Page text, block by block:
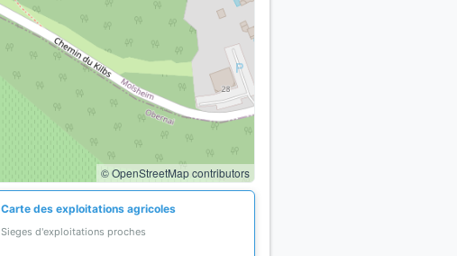
© OpenStreetMap contributors
Carte des exploitations agricoles
Sieges d'exploitations proches